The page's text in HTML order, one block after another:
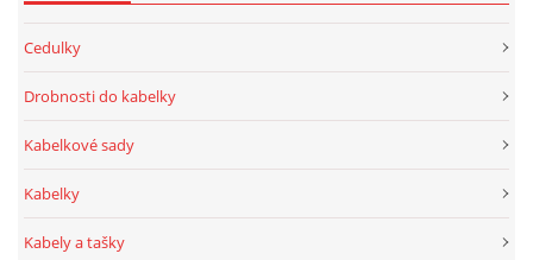
Cedulky
Drobnosti do kabelky
Kabelkové sady
Kabelky
Kabely a tašky